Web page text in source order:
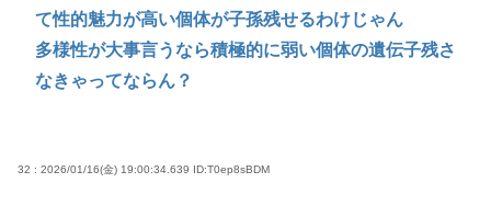
て性的魅力が高い個体が子孫残せるわけじゃん
多様性が大事言うなら積極的に弱い個体の遺伝子残さ
なきゃってならん？
32 : 2026/01/16(金) 19:00:34.639 ID:T0ep8sBDM